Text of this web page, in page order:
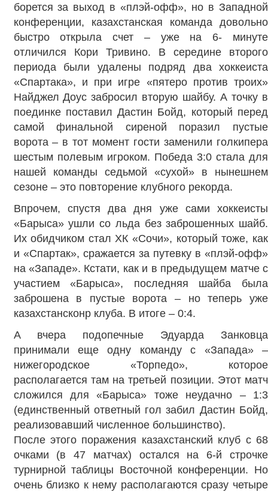
борется за выход в «плэй-офф», но в Западной
конференции, казахстанская команда довольно
быстро открыла счет – уже на 6- минуте
отличился Кори Тривино. В середине второго
периода были удалены подряд два хоккеиста
«Спартака», и при игре «пятеро против троих»
Найджел Доус забросил вторую шайбу. А точку в
поединке поставил Дастин Бойд, который перед
самой финальной сиреной поразил пустые
ворота – в тот момент гости заменили голкипера
шестым полевым игроком. Победа 3:0 стала для
нашей команды седьмой «сухой» в нынешнем
сезоне – это повторение клубного рекорда.
Впрочем, спустя два дня уже сами хоккеисты
«Барыса» ушли со льда без заброшенных шайб.
Их обидчиком стал ХК «Сочи», который тоже, как
и «Спартак», сражается за путевку в «плэй-офф»
на «Западе». Кстати, как и в предыдущем матче с
участием «Барыса», последняя шайба была
заброшена в пустые ворота – но теперь уже
казахстансконр клуба. В итоге – 0:4.
А вчера подопечные Эдуарда Занковца
принимали еще одну команду с «Запада» –
нижегородское «Торпедо», которое
располагается там на третьей позиции. Этот матч
сложился для «Барыса» тоже неудачно – 1:3
(единственный ответный гол забил Дастин Бойд,
реализовавший численное большинство).
После этого поражения казахстанский клуб с 68
очками (в 47 матчах) остался на 6-й строчке
турнирной таблицы Восточной конференции. Но
очень близко к нему располагаются сразу четыре